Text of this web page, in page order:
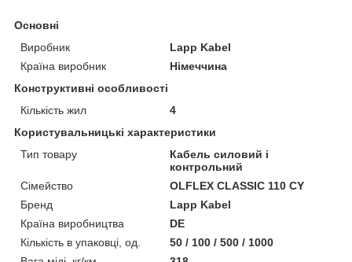
Основні
Виробник
Lapp Kabel
Країна виробник
Німеччина
Конструктивні особливості
Кількість жил
4
Користувальницькі характеристики
Тип товару
Кабель силовий і
контрольний
Сімейство
OLFLEX CLASSIC 110 CY
Бренд
Lapp Kabel
Країна виробництва
DE
Кількість в упаковці, од.
50 / 100 / 500 / 1000